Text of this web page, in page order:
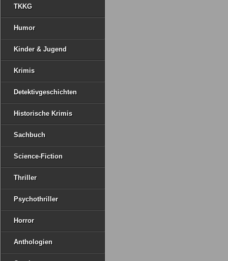
TKKG
Humor
Kinder & Jugend
Krimis
Detektivgeschichten
Historische Krimis
Sachbuch
Science-Fiction
Thriller
Psychothriller
Horror
Anthologien